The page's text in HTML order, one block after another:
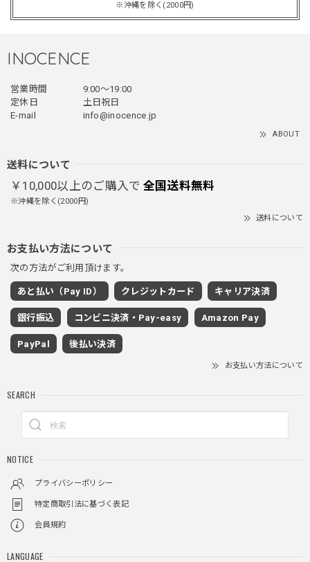
※沖縄を除く(2000円)
いです！当方160cm女性、Lサイズで袖はかなり余る感じで
す！
ブラック/L
2025/12/24
クにチャックが気になりますが可愛いのでOKです！！笑
グレー/M
2025/11/28
着心地もいいしカジュアル味が出ていい
リティ
INOCENCE
営業時間
9:00〜19:00
定休日
土日祝日
E-mail
info@inocence.jp
ABOUT
送料について
￥10,000以上のご購入で 全国送料無料
※沖縄を除く(2000円)
送料について
お支払い方法について
次の方法がご利用頂けます。
あと払い（Pay ID） クレジットカード キャリア決済
銀行振込 コンビニ決済・Pay-easy Amazon Pay
PayPal 後払い決済
お支払い方法について
SEARCH
NOTICE
プライバシーポリシー
特定商取引法に基づく表記
会員規約
LANGUAGE